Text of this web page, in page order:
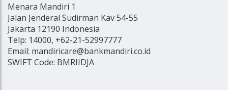
Menara Mandiri 1
Jalan Jenderal Sudirman Kav 54-55
Jakarta 12190 Indonesia
Telp: 14000, +62-21-52997777
Email: mandiricare@bankmandiri.co.id
SWIFT Code: BMRIIDJA